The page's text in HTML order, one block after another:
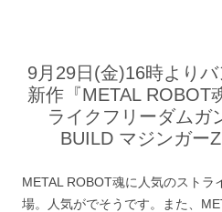
9月29日(金)16時より
新作『METAL ROBOT
ライクフリーダムガ
BUILD マジンガー
METAL ROBOT魂に人気のストラ
場。人気がでそうです。また、